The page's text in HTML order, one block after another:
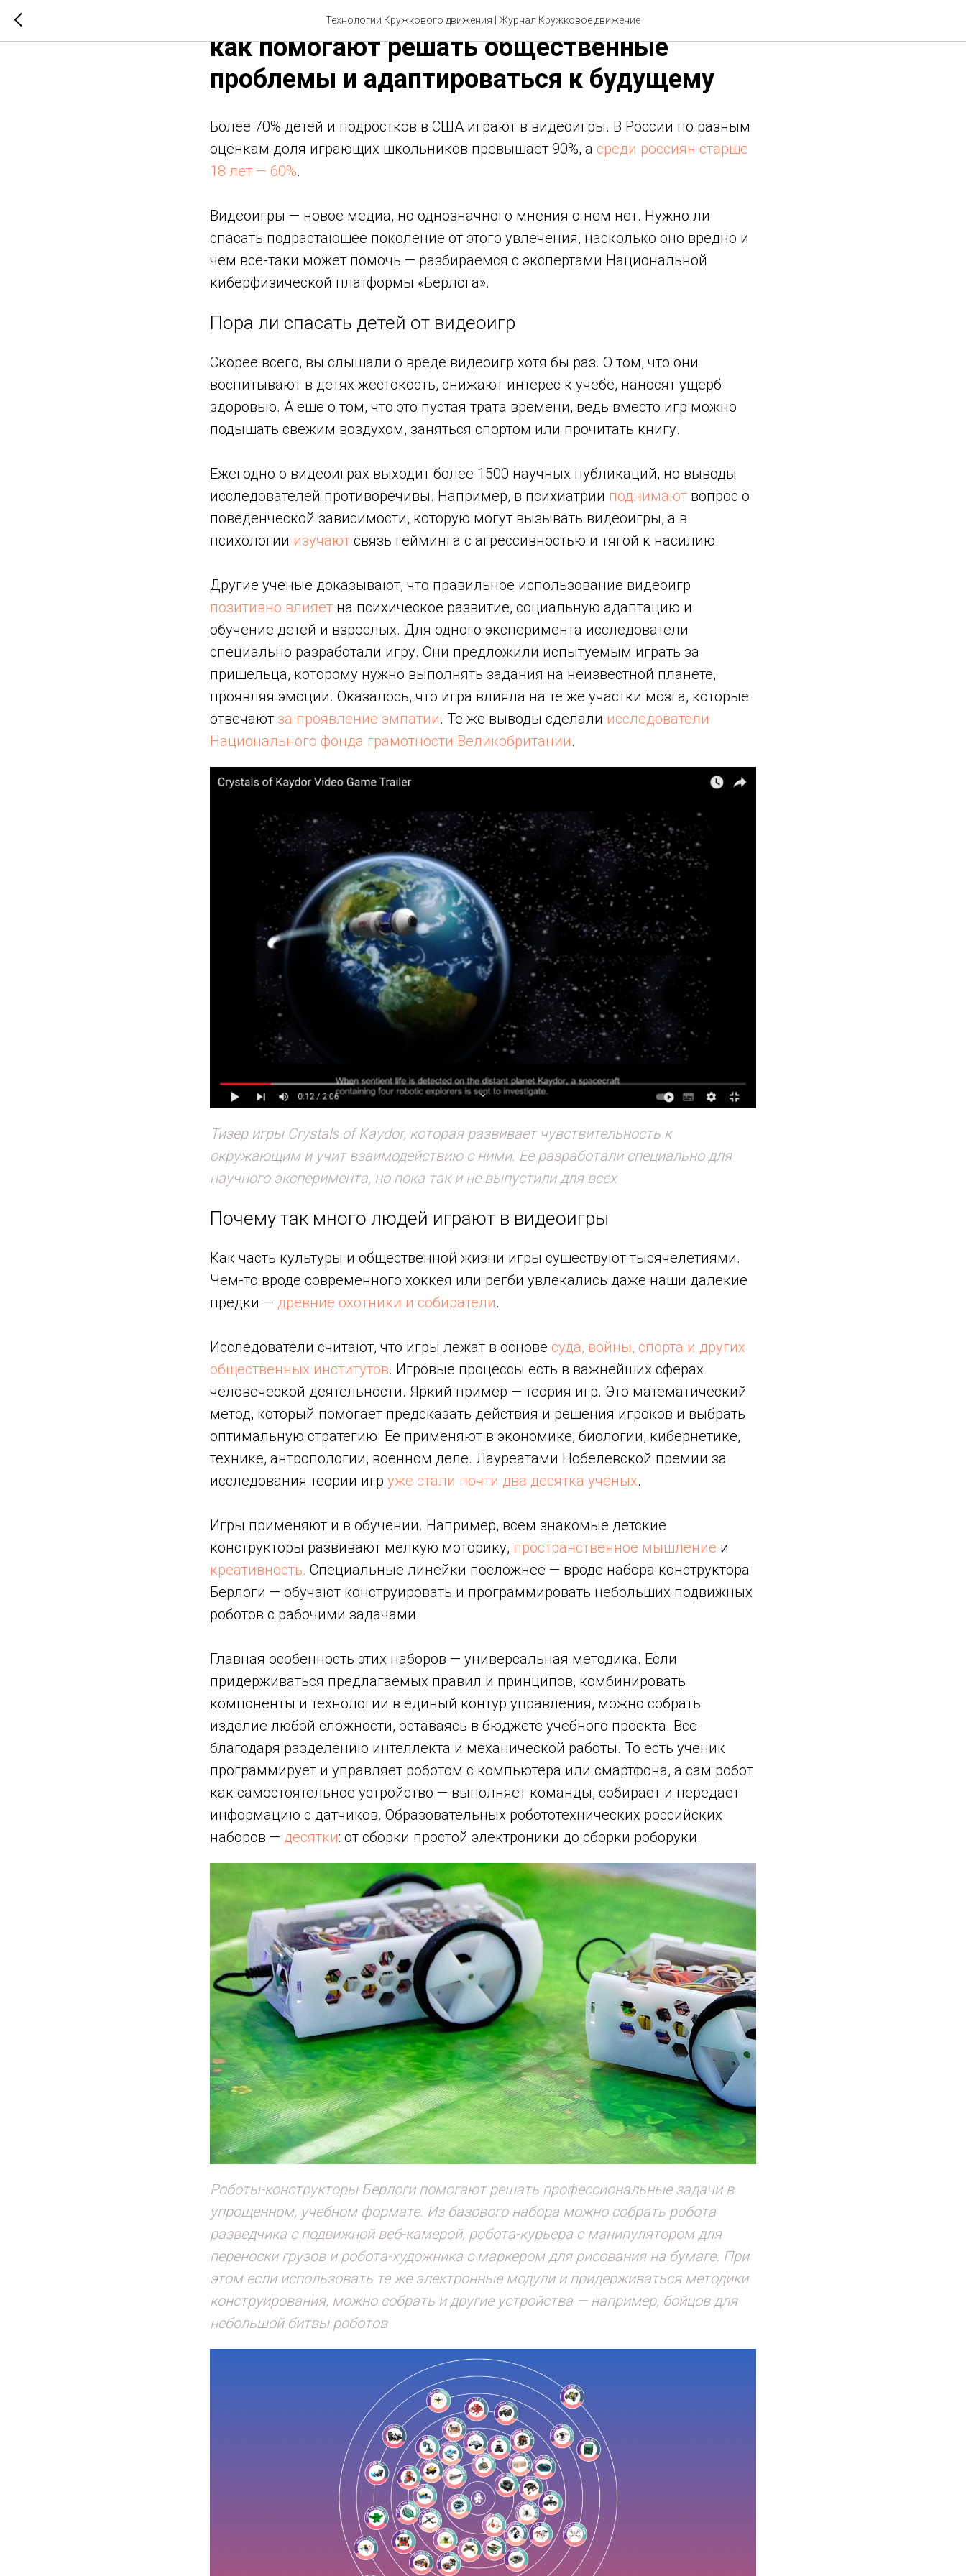
Технологии Кружкового движения | Журнал Кружковое движение
Полезные видеоигры: откуда они взялись,
как помогают решать общественные
проблемы и адаптироваться к будущему
Более 70% детей и подростков в США играют в видеоигры. В России по разным
оценкам доля играющих школьников превышает 90%, а среди россиян старше
18 лет — 60%.
Видеоигры — новое медиа, но однозначного мнения о нем нет. Нужно ли
спасать подрастающее поколение от этого увлечения, насколько оно вредно и
чем все-таки может помочь — разбираемся с экспертами Национальной
киберфизической платформы «Берлога».
Пора ли спасать детей от видеоигр
Скорее всего, вы слышали о вреде видеоигр хотя бы раз. О том, что они
воспитывают в детях жестокость, снижают интерес к учебе, наносят ущерб
здоровью. А еще о том, что это пустая трата времени, ведь вместо игр можно
подышать свежим воздухом, заняться спортом или прочитать книгу.
Ежегодно о видеоиграх выходит более 1500 научных публикаций, но выводы
исследователей противоречивы. Например, в психиатрии поднимают вопрос о
поведенческой зависимости, которую могут вызывать видеоигры, а в
психологии изучают связь гейминга с агрессивностью и тягой к насилию.
Другие ученые доказывают, что правильное использование видеоигр
позитивно влияет на психическое развитие, социальную адаптацию и
обучение детей и взрослых. Для одного эксперимента исследователи
специально разработали игру. Они предложили испытуемым играть за
пришельца, которому нужно выполнять задания на неизвестной планете,
проявляя эмоции. Оказалось, что игра влияла на те же участки мозга, которые
отвечают за проявление эмпатии. Те же выводы сделали исследователи
Национального фонда грамотности Великобритании.
Тизер игры Crystals of Kaydor, которая развивает чувствительность к
окружающим и учит взаимодействию с ними. Ее разработали специально для
научного эксперимента, но пока так и не выпустили для всех
Почему так много людей играют в видеоигры
Как часть культуры и общественной жизни игры существуют тысячелетиями.
Чем-то вроде современного хоккея или регби увлекались даже наши далекие
предки — древние охотники и собиратели.
Исследователи считают, что игры лежат в основе суда, войны, спорта и других
общественных институтов. Игровые процессы есть в важнейших сферах
человеческой деятельности. Яркий пример — теория игр. Это математический
метод, который помогает предсказать действия и решения игроков и выбрать
оптимальную стратегию. Ее применяют в экономике, биологии, кибернетике,
технике, антропологии, военном деле. Лауреатами Нобелевской премии за
исследования теории игр уже стали почти два десятка ученых.
Игры применяют и в обучении. Например, всем знакомые детские
конструкторы развивают мелкую моторику, пространственное мышление и
креативность. Специальные линейки посложнее — вроде набора конструктора
Берлоги — обучают конструировать и программировать небольших подвижных
роботов с рабочими задачами.
Главная особенность этих наборов — универсальная методика. Если
придерживаться предлагаемых правил и принципов, комбинировать
компоненты и технологии в единый контур управления, можно собрать
изделие любой сложности, оставаясь в бюджете учебного проекта. Все
благодаря разделению интеллекта и механической работы. То есть ученик
программирует и управляет роботом с компьютера или смартфона, а сам робот
как самостоятельное устройство — выполняет команды, собирает и передает
информацию с датчиков. Образовательных робототехнических российских
наборов — десятки: от сборки простой электроники до сборки роборуки.
Роботы-конструкторы Берлоги помогают решать профессиональные задачи в
упрощенном, учебном формате. Из базового набора можно собрать робота
разведчика с подвижной веб-камерой, робота-курьера с манипулятором для
переноски грузов и робота-художника с маркером для рисования на бумаге. При
этом если использовать те же электронные модули и придерживаться методики
конструирования, можно собрать и другие устройства — например, бойцов для
небольшой битвы роботов